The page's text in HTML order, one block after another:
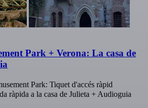
Park + Verona: La casa de
Park: Tiquet d'accés ràpid
ràpida a la casa de Julieta + Audioguia